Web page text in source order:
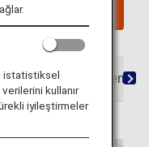
Bakın
Koltuklar
istatistiksel
kullanır
iyileştirmeler